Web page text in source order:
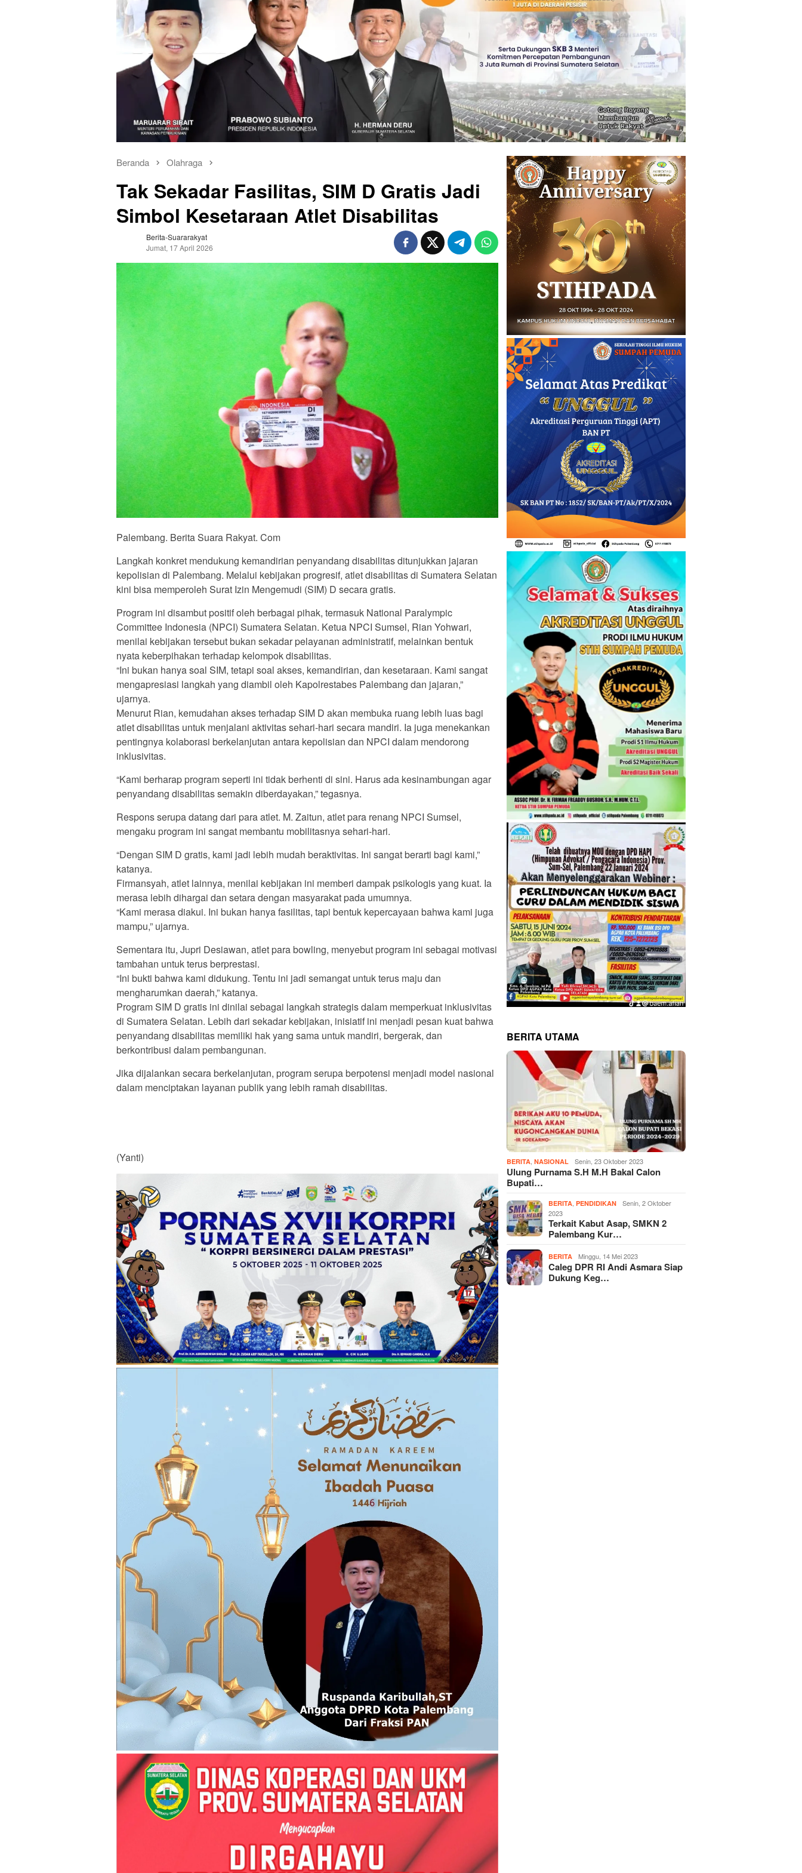
Beranda Olahraga
Tak Sekadar Fasilitas, SIM D Gratis Jadi
Simbol Kesetaraan Atlet Disabilitas
Berita-Suararakyat
Jumat, 17 April 2026
Palembang. Berita Suara Rakyat. Com
Langkah konkret mendukung kemandirian penyandang disabilitas ditunjukkan jajaran
kepolisian di Palembang. Melalui kebijakan progresif, atlet disabilitas di Sumatera Selatan
kini bisa memperoleh Surat Izin Mengemudi (SIM) D secara gratis.
Program ini disambut positif oleh berbagai pihak, termasuk National Paralympic
Committee Indonesia (NPCI) Sumatera Selatan. Ketua NPCI Sumsel, Rian Yohwari,
menilai kebijakan tersebut bukan sekadar pelayanan administratif, melainkan bentuk
nyata keberpihakan terhadap kelompok disabilitas.
“Ini bukan hanya soal SIM, tetapi soal akses, kemandirian, dan kesetaraan. Kami sangat
mengapresiasi langkah yang diambil oleh Kapolrestabes Palembang dan jajaran,”
ujarnya.
Menurut Rian, kemudahan akses terhadap SIM D akan membuka ruang lebih luas bagi
atlet disabilitas untuk menjalani aktivitas sehari-hari secara mandiri. Ia juga menekankan
pentingnya kolaborasi berkelanjutan antara kepolisian dan NPCI dalam mendorong
inklusivitas.
“Kami berharap program seperti ini tidak berhenti di sini. Harus ada kesinambungan agar
penyandang disabilitas semakin diberdayakan,” tegasnya.
Respons serupa datang dari para atlet. M. Zaitun, atlet para renang NPCI Sumsel,
mengaku program ini sangat membantu mobilitasnya sehari-hari.
“Dengan SIM D gratis, kami jadi lebih mudah beraktivitas. Ini sangat berarti bagi kami,”
katanya.
Firmansyah, atlet lainnya, menilai kebijakan ini memberi dampak psikologis yang kuat. Ia
merasa lebih dihargai dan setara dengan masyarakat pada umumnya.
“Kami merasa diakui. Ini bukan hanya fasilitas, tapi bentuk kepercayaan bahwa kami juga
mampu,” ujarnya.
Sementara itu, Jupri Desiawan, atlet para bowling, menyebut program ini sebagai motivasi
tambahan untuk terus berprestasi.
“Ini bukti bahwa kami didukung. Tentu ini jadi semangat untuk terus maju dan
mengharumkan daerah,” katanya.
Program SIM D gratis ini dinilai sebagai langkah strategis dalam memperkuat inklusivitas
di Sumatera Selatan. Lebih dari sekadar kebijakan, inisiatif ini menjadi pesan kuat bahwa
penyandang disabilitas memiliki hak yang sama untuk mandiri, bergerak, dan
berkontribusi dalam pembangunan.
Jika dijalankan secara berkelanjutan, program serupa berpotensi menjadi model nasional
dalam menciptakan layanan publik yang lebih ramah disabilitas.
(Yanti)
BERITA UTAMA
BERITA,NASIONAL Senin, 23 Oktober 2023
Ulung Purnama S.H M.H Bakal Calon
Bupati…
BERITA,PENDIDIKAN
Senin, 2 Oktober
2023
Terkait Kabut Asap, SMKN 2
Palembang Kur…
BERITA Minggu, 14 Mei 2023
Caleg DPR RI Andi Asmara Siap
Dukung Keg…